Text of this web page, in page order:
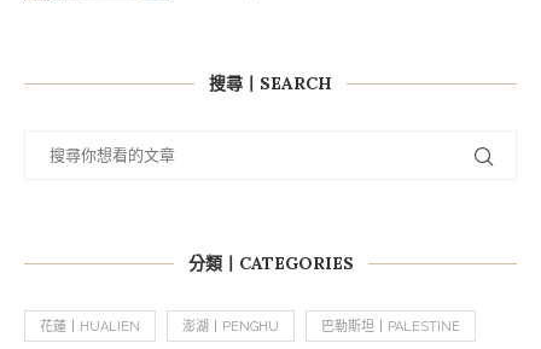
搜尋丨SEARCH
分類丨CATEGORIES
花蓮丨HUALIEN 澎湖丨PENGHU 巴勒斯坦丨PALESTINE